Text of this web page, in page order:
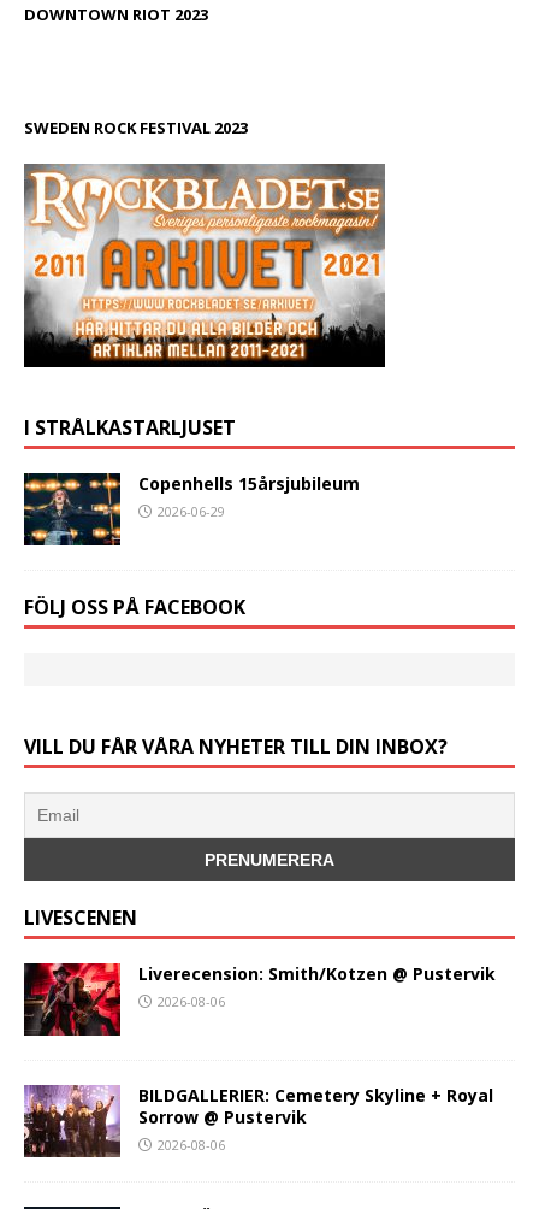
DOWNTOWN RIOT 2023
SWEDEN ROCK FESTIVAL 2023
I STRÅLKASTARLJUSET
Copenhells 15årsjubileum
2026-06-29
FÖLJ OSS PÅ FACEBOOK
VILL DU FÅR VÅRA NYHETER TILL DIN INBOX?
LIVESCENEN
Liverecension: Smith/Kotzen @ Pustervik
2026-08-06
BILDGALLERIER: Cemetery Skyline + Royal
Sorrow @ Pustervik
2026-08-06